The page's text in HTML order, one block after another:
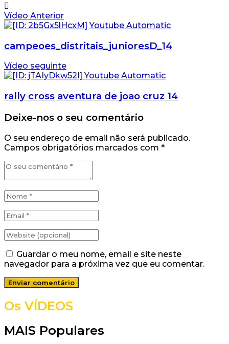
Vídeo Anterior
campeoes_distritais_junioresD_14
Vídeo seguinte
rally cross aventura de joao cruz 14
Deixe-nos o seu comentário
O seu endereço de email não será publicado.
Campos obrigatórios marcados com *
Guardar o meu nome, email e site neste
navegador para a próxima vez que eu comentar.
Os VÍDEOS
MAIS Populares